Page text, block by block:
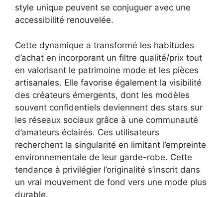
style unique peuvent se conjuguer avec une
accessibilité renouvelée.
Cette dynamique a transformé les habitudes
d’achat en incorporant un filtre qualité/prix tout
en valorisant le patrimoine mode et les pièces
artisanales. Elle favorise également la visibilité
des créateurs émergents, dont les modèles
souvent confidentiels deviennent des stars sur
les réseaux sociaux grâce à une communauté
d’amateurs éclairés. Ces utilisateurs
recherchent la singularité en limitant l’empreinte
environnementale de leur garde-robe. Cette
tendance à privilégier l’originalité s’inscrit dans
un vrai mouvement de fond vers une mode plus
durable.